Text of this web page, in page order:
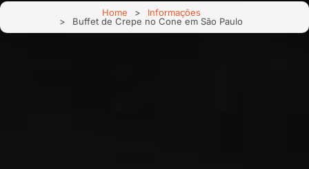
Home
Informações
Buffet de Crepe no Cone em São Paulo